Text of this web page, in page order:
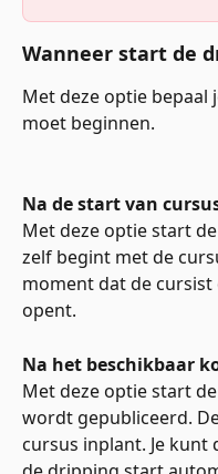
Wanneer start de
Met deze optie
moet beginnen.
Na de start van
Met deze optie start
zelf begint met de
moment dat de
opent.
Na het beschikbaar
Met deze optie start
wordt gepubliceerd.
cursus inplant. Je kunt